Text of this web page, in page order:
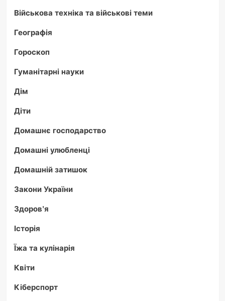
Військова техніка та військові теми
Географія
Гороскоп
Гуманітарні науки
Дім
Діти
Домашнє господарство
Домашні улюбленці
Домашній затишок
Закони України
Здоров'я
Історія
Їжа та кулінарія
Квіти
Кіберспорт